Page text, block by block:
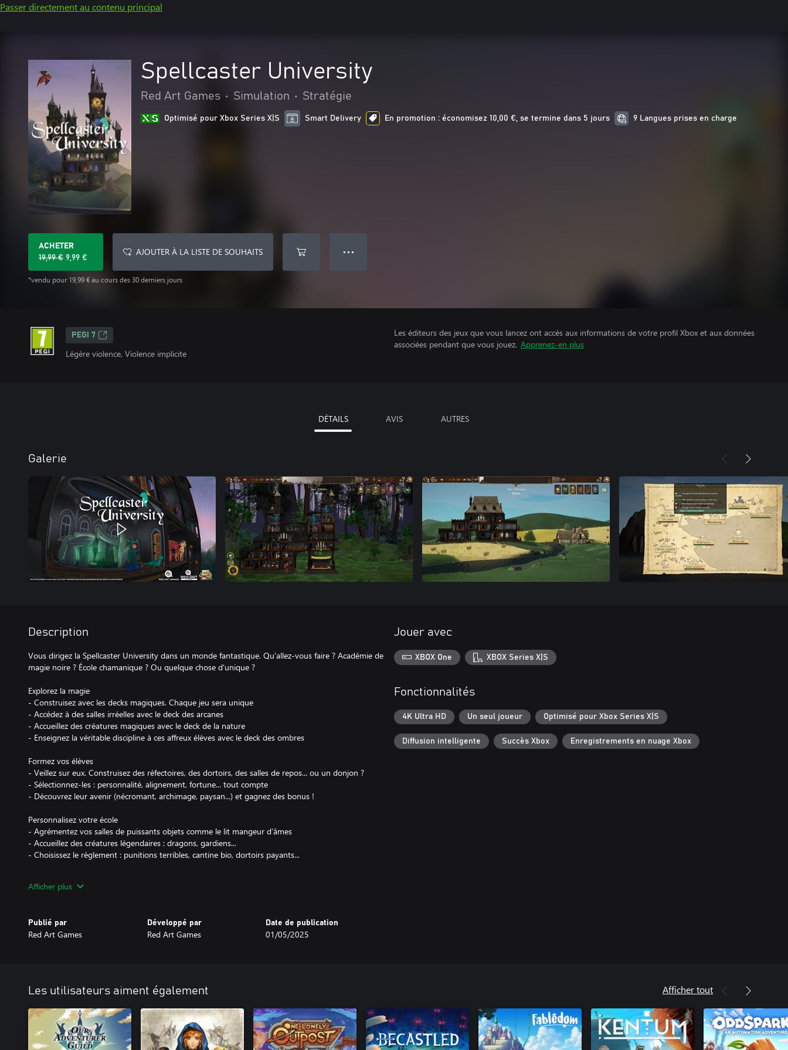
Passer directement au contenu principal
Spellcaster University
Red Art Games • Simulation • Stratégie
Optimisé pour Xbox Series X|S Smart Delivery En promotion : économisez 10,00 €, se termine dans 5 jours 9 Langues prises en charge
ACHETER
19,99 € 9,99 €
*vendu pour 19,99 € au cours des 30 derniers jours
AJOUTER À LA LISTE DE SOUHAITS ● ● ●
PEGI 7
Légère violence, Violence implicite
Les éditeurs des jeux que vous lancez ont accès aux informations de votre profil Xbox et aux données
associées pendant que vous jouez. Apprenez-en plus
DÉTAILS AVIS AUTRES
Galerie
Description
Vous dirigez la Spellcaster University dans un monde fantastique. Qu'allez-vous faire ? Académie de
magie noire ? École chamanique ? Ou quelque chose d'unique ?
Explorez la magie
- Construisez avec les decks magiques. Chaque jeu sera unique
- Accédez à des salles irréelles avec le deck des arcanes
- Accueillez des créatures magiques avec le deck de la nature
- Enseignez la véritable discipline à ces affreux élèves avec le deck des ombres
Formez vos élèves
- Veillez sur eux. Construisez des réfectoires, des dortoirs, des salles de repos... ou un donjon ?
- Sélectionnez-les : personnalité, alignement, fortune... tout compte
- Découvrez leur avenir (nécromant, archimage, paysan...) et gagnez des bonus !
Personnalisez votre école
- Agrémentez vos salles de puissants objets comme le lit mangeur d’âmes
- Accueillez des créatures légendaires : dragons, gardiens...
- Choisissez le règlement : punitions terribles, cantine bio, dortoirs payants...
- Négocier avec la Guilde. Demander son aide au roi. Discuter chamanisme avec les orques.
- Chaque choix peut avoir des conséquences. Réfléchissez bien avant de dire « Non » au délégué
des élèves !
- Collectionnez les grimoires puissants
- Tirez parti des bonus de vos élèves tout au long du jeu !
Afficher plus
Publié par
Red Art Games
Développé par
Red Art Games
Date de publication
01/05/2025
Jouer avec
XBOX One XBOX Series X|S
Fonctionnalités
4K Ultra HD Un seul joueur Optimisé pour Xbox Series X|S
Diffusion intelligente Succès Xbox Enregistrements en nuage Xbox
Les utilisateurs aiment également Afficher tout